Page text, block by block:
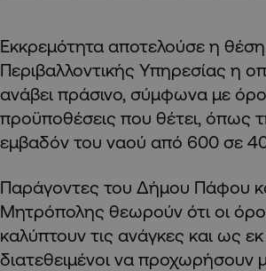
Εκκρεμότητα αποτελούσε η
Περιβαλλοντικής Υπηρεσίας η
ανάβει πράσινο, σύμφωνα με
προϋποθέσεις που θέτει, όπως
εμβαδόν του ναού από 600 σε
Παράγοντες του Δήμου Πάφου
Μητρόπολης θεωρούν ότι οι
καλύπτουν τις ανάγκες και ως εκ
διατεθειμένοι να προχωρήσουν